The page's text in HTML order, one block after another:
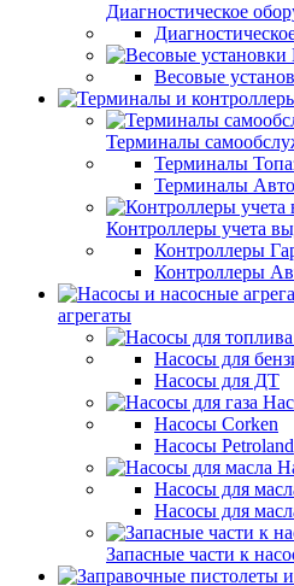
Диагностическое
Весовые
Терминалы
Терминалы
Терминалы
Контроллеры учета
Контроллеры
Контроллеры
агрегаты
Насосы для
Насосы для ДТ
Насосы Corken
Насосы Petroland
Насосы для
Насосы для
Запасные части к